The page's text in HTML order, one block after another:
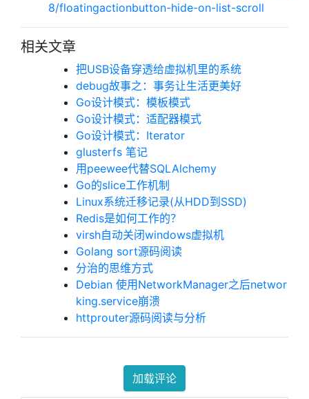
8/floatingactionbutton-hide-on-list-scroll
相关文章
把USB设备穿透给虚拟机里的系统
debug故事之：事务让生活更美好
Go设计模式：模板模式
Go设计模式：适配器模式
Go设计模式：Iterator
glusterfs 笔记
用peewee代替SQLAlchemy
Go的slice工作机制
Linux系统迁移记录(从HDD到SSD)
Redis是如何工作的？
virsh自动关闭windows虚拟机
Golang sort源码阅读
分治的思维方式
Debian 使用NetworkManager之后networ
king.service崩溃
httprouter源码阅读与分析
加载评论